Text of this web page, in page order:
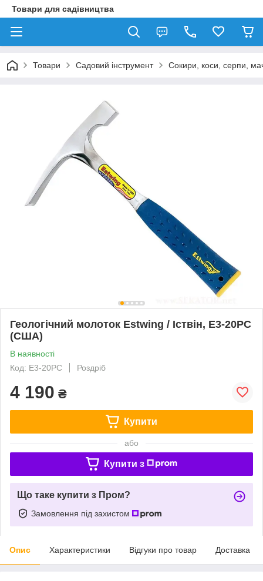
Товари для садівництва
Товари Садовий інструмент Сокири, коси, серпи,
Геологічний молоток Estwing / Іствін, E3-20PC
(США)
В наявності
Код: E3-20PC
Роздріб
4 190 ₴
Купити
або
Купити з
Що таке купити з Пром?
Замовлення під захистом
Опис Характеристики Відгуки про товар Доставка